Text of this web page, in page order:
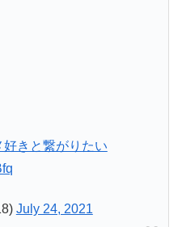
好きと繋がりたい
July 24, 2021